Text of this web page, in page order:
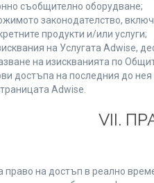
съобщително оборудване;
законодателство,
продукти и/или услуги;
на Услугата
на изискванията по
достъпа на последния до
Adwise.
VII.
на достъп в реално